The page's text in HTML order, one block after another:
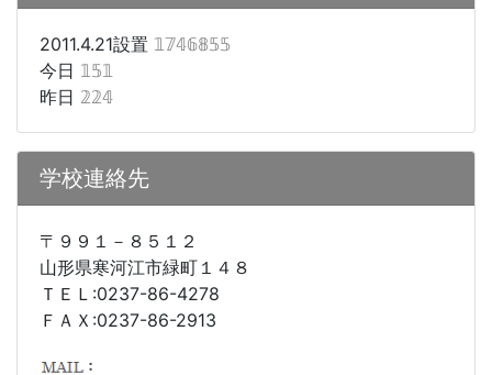
2011.4.21設置 𝟙𝟟𝟜𝟞𝟠𝟝𝟝
今日 𝟙𝟝𝟙
昨日 𝟚𝟚𝟜
学校連絡先
〒９９１－８５１２
山形県寒河江市緑町１４８
ＴＥＬ:0237-86-4278
ＦＡＸ:0237-86-2913